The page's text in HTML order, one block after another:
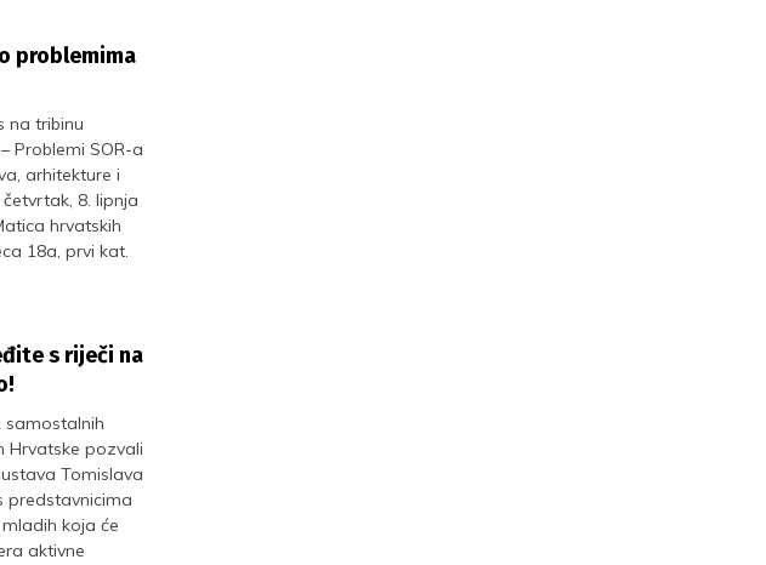
problemima
na tribinu
Problemi SOR-a
arhitekture i
8. lipnja
hrvatskih
18a, prvi kat.
s riječi na
samostalnih
Hrvatske pozvali
Tomislava
predstavnicima
koja će
aktivne